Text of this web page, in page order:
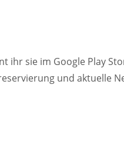
ihr sie im Google Play
und aktuelle